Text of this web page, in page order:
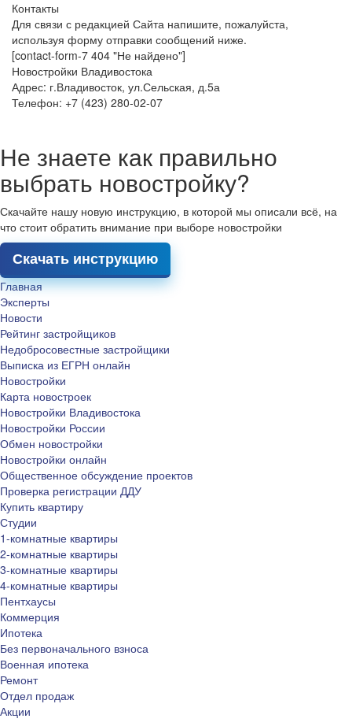
Контакты
Для связи с редакцией Сайта напишите, пожалуйста,
используя форму отправки сообщений ниже.
[contact-form-7 404 "Не найдено"]
Новостройки Владивостока
Адрес: г.Владивосток, ул.Сельская, д.5а
Телефон: +7 (423) 280-02-07
Не знаете как правильно
выбрать новостройку?
Скачайте нашу новую инструкцию, в которой мы описали всё, на
что стоит обратить внимание при выборе новостройки
Скачать инструкцию
Главная
Эксперты
Новости
Рейтинг застройщиков
Недобросовестные застройщики
Выписка из ЕГРН онлайн
Новостройки
Карта новостроек
Новостройки Владивостока
Новостройки России
Обмен новостройки
Новостройки онлайн
Общественное обсуждение проектов
Проверка регистрации ДДУ
Купить квартиру
Студии
1-комнатные квартиры
2-комнатные квартиры
3-комнатные квартиры
4-комнатные квартиры
Пентхаусы
Коммерция
Ипотека
Без первоначального взноса
Военная ипотека
Ремонт
Отдел продаж
Акции